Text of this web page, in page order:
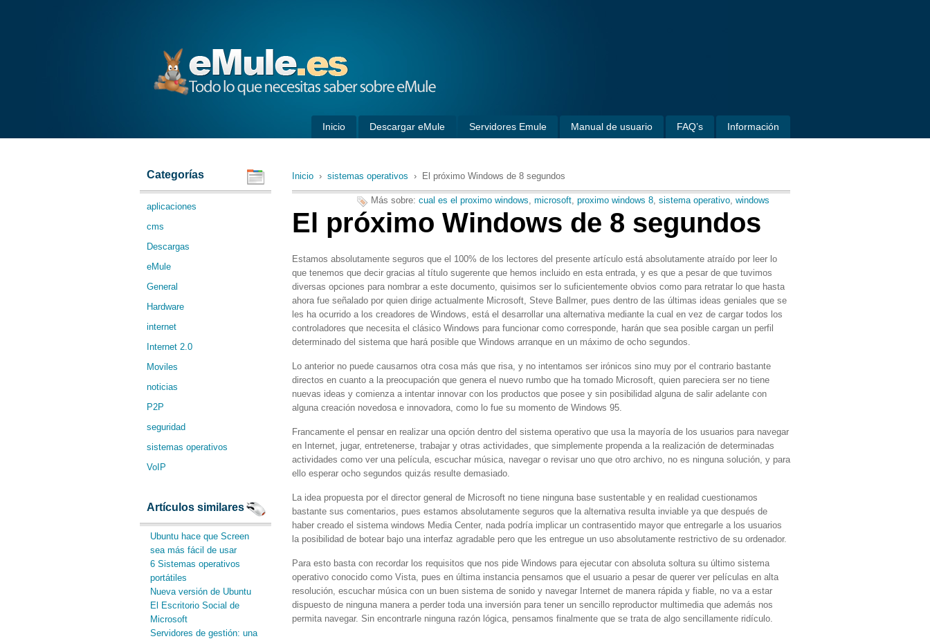
Inicio Descargar eMule Servidores Emule Manual de usuario FAQ’s Información
Categorías
aplicaciones
cms
Descargas
eMule
General
Hardware
internet
Internet 2.0
Moviles
noticias
P2P
seguridad
sistemas operativos
VoIP
Artículos similares
Ubuntu hace que Screen
sea más fácil de usar
6 Sistemas operativos
portátiles
Nueva versión de Ubuntu
El Escritorio Social de
Microsoft
Servidores de gestión: una
Inicio › sistemas operativos › El próximo Windows de 8 segundos
Más sobre: cual es el proximo windows, microsoft, proximo windows 8, sistema operativo, windows
El próximo Windows de 8 segundos
Estamos absolutamente seguros que el 100% de los lectores del presente artículo está absolutamente atraído por leer lo
que tenemos que decir gracias al título sugerente que hemos incluido en esta entrada, y es que a pesar de que tuvimos
diversas opciones para nombrar a este documento, quisimos ser lo suficientemente obvios como para retratar lo que hasta
ahora fue señalado por quien dirige actualmente Microsoft, Steve Ballmer, pues dentro de las últimas ideas geniales que se
les ha ocurrido a los creadores de Windows, está el desarrollar una alternativa mediante la cual en vez de cargar todos los
controladores que necesita el clásico Windows para funcionar como corresponde, harán que sea posible cargan un perfil
determinado del sistema que hará posible que Windows arranque en un máximo de ocho segundos.
Lo anterior no puede causarnos otra cosa más que risa, y no intentamos ser irónicos sino muy por el contrario bastante
directos en cuanto a la preocupación que genera el nuevo rumbo que ha tomado Microsoft, quien pareciera ser no tiene
nuevas ideas y comienza a intentar innovar con los productos que posee y sin posibilidad alguna de salir adelante con
alguna creación novedosa e innovadora, como lo fue su momento de Windows 95.
Francamente el pensar en realizar una opción dentro del sistema operativo que usa la mayoría de los usuarios para navegar
en Internet, jugar, entretenerse, trabajar y otras actividades, que simplemente propenda a la realización de determinadas
actividades como ver una película, escuchar música, navegar o revisar uno que otro archivo, no es ninguna solución, y para
ello esperar ocho segundos quizás resulte demasiado.
La idea propuesta por el director general de Microsoft no tiene ninguna base sustentable y en realidad cuestionamos
bastante sus comentarios, pues estamos absolutamente seguros que la alternativa resulta inviable ya que después de
haber creado el sistema windows Media Center, nada podría implicar un contrasentido mayor que entregarle a los usuarios
la posibilidad de botear bajo una interfaz agradable pero que les entregue un uso absolutamente restrictivo de su ordenador.
Para esto basta con recordar los requisitos que nos pide Windows para ejecutar con absoluta soltura su último sistema
operativo conocido como Vista, pues en última instancia pensamos que el usuario a pesar de querer ver películas en alta
resolución, escuchar música con un buen sistema de sonido y navegar Internet de manera rápida y fiable, no va a estar
dispuesto de ninguna manera a perder toda una inversión para tener un sencillo reproductor multimedia que además nos
permita navegar. Sin encontrarle ninguna razón lógica, pensamos finalmente que se trata de algo sencillamente ridículo.